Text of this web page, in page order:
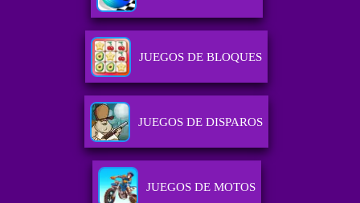
JUEGOS DE BLOQUES
JUEGOS DE DISPAROS
JUEGOS DE MOTOS